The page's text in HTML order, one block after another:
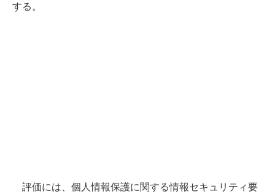
する。
評価には、個人情報保護に関する情報セキュリティ要